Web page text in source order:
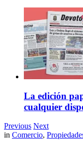
La edición
cualquier
Previous Next
in Comercio,